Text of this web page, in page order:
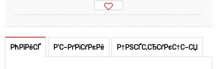
РћРїРёСЃ Р’С–РґРіСѓРєРё Р†РЅСЃС‚СЂСѓРєС†С–СЏ